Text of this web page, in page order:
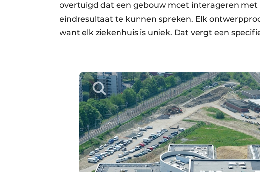
overtuigd dat een gebouw moet interageren met
eindresultaat te kunnen spreken. Elk
want elk ziekenhuis is uniek. Dat vergt een